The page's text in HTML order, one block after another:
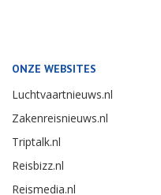
ONZE WEBSITES
Luchtvaartnieuws.nl
Zakenreisnieuws.nl
Triptalk.nl
Reisbizz.nl
Reismedia.nl